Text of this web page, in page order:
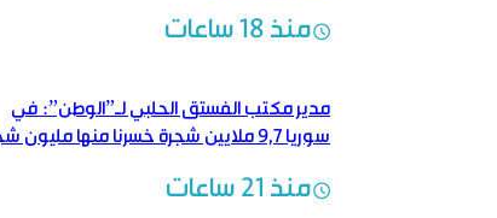
منذ 18 ساعات
مدير مكتب الفستق الحلبي لـ”الوطن”: في
سوريا 9,7 ملايين شجرة خسرنا منها مليون شجرة
منذ 21 ساعات